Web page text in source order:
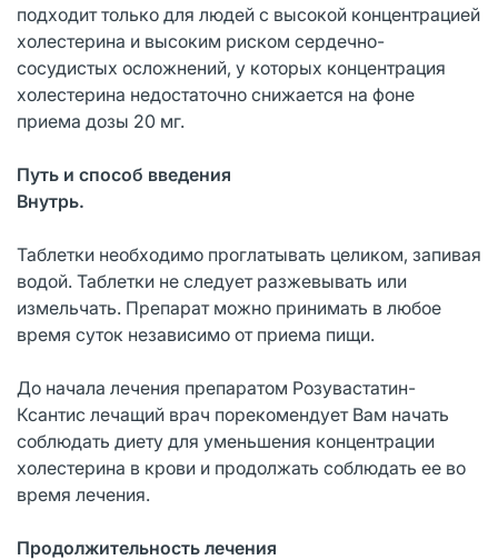
подходит только для людей с высокой концентрацией
холестерина и высоким риском сердечно-
сосудистых осложнений, у которых концентрация
холестерина недостаточно снижается на фоне
приема дозы 20 мг.
Путь и способ введения
Внутрь.
Таблетки необходимо проглатывать целиком, запивая
водой. Таблетки не следует разжевывать или
измельчать. Препарат можно принимать в любое
время суток независимо от приема пищи.
До начала лечения препаратом Розувастатин-
Ксантис лечащий врач порекомендует Вам начать
соблюдать диету для уменьшения концентрации
холестерина в крови и продолжать соблюдать ее во
время лечения.
Продолжительность лечения